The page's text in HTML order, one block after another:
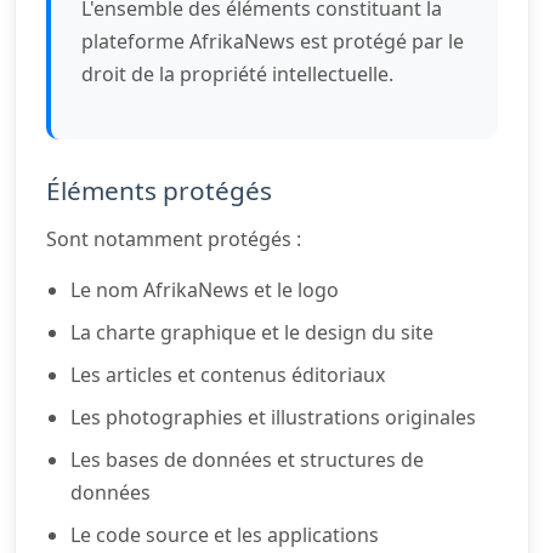
L'ensemble des éléments constituant la
plateforme AfrikaNews est protégé par le
droit de la propriété intellectuelle.
Éléments protégés
Sont notamment protégés :
Le nom AfrikaNews et le logo
La charte graphique et le design du site
Les articles et contenus éditoriaux
Les photographies et illustrations originales
Les bases de données et structures de
données
Le code source et les applications